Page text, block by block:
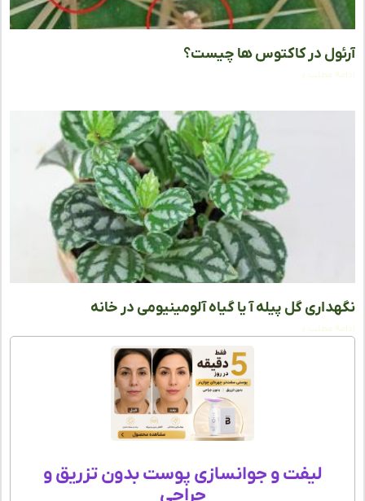
در کاکتوس‌ ها چیست؟
مطلب »
گل پیله آ یا گیاه آلومینیومی در خانه
مطلب »
لیفت و جوانسازی پوست بدون تزریق و
جراحی